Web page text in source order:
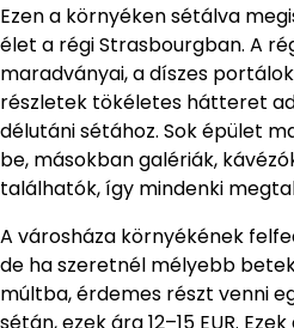
Ezen a környéken sétálva
élet a régi Strasbourgban. A
maradványai, a díszes
részletek tökéletes hátteret
délutáni sétához. Sok épület
be, másokban galériák,
találhatók, így mindenki
A városháza környékének
de ha szeretnél mélyebb
múltba, érdemes részt venni
sétán, ezek ára 12–15 EUR.